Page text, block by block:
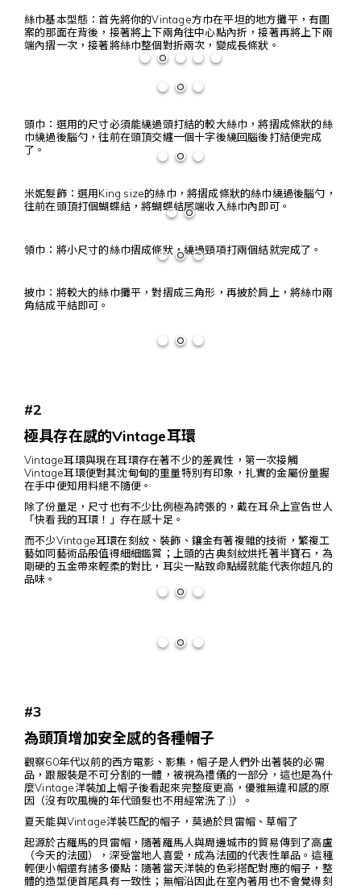
絲巾基本型態：首先將你的Vintage方巾在平坦的地方攤平，有圖
案的那面在背後，接著將上下兩角往中心點內折，接著再將上下兩
端內摺一次，接著將絲巾整個對折兩次，變成長條狀。
頭巾：選用的尺寸必須能繞過頭打結的較大絲巾，將摺成條狀的絲
巾繞過後腦勺，往前在頭頂交纏一個十字後繞回腦後打結便完成
了。
米妮髮飾：選用King size的絲巾，將摺成條狀的絲巾繞過後腦勺，
往前在頭頂打個蝴蝶結，將蝴蝶結尾端收入絲巾內即可。
領巾：將小尺寸的絲巾摺成條狀，繞過頸項打兩個結就完成了。
披巾：將較大的絲巾攤平，對摺成三角形，再披於肩上，將絲巾兩
角結成平結即可。
#2
極具存在感的Vintage耳環
Vintage耳環與現在耳環存在著不少的差異性，第一次接觸
Vintage耳環便對其沈甸甸的重量特別有印象，扎實的金屬份量握
在手中便知用料絕不隨便。
除了份量足，尺寸也有不少比例極為誇張的，戴在耳朵上宣告世人
「快看我的耳環！」存在感十足。
而不少Vintage耳環在刻紋、裝飾、鑲金有著複雜的技術，繁複工
藝如同藝術品般值得細細鑑賞；上頭的古典刻紋烘托著半寶石，為
剛硬的五金帶來輕柔的對比，耳尖一點致命點綴就能代表你超凡的
品味。
#3
為頭頂增加安全感的各種帽子
觀察60年代以前的西方電影、影集，帽子是人們外出著裝的必需
品，跟服裝是不可分割的一體，被視為禮儀的一部分，這也是為什
麼Vintage洋裝加上帽子後看起來完整度更高，優雅無違和感的原
因（沒有吹風機的年代頭髮也不用經常洗了:)）。
夏天能與Vintage洋裝匹配的帽子，莫過於貝雷帽、草帽了
起源於古羅馬的貝雷帽，隨著羅馬人與周邊城市的貿易傳到了高盧
（今天的法國），深受當地人喜愛，成為法國的代表性單品。這種
輕便小帽還有諸多優點：隨著當天洋裝的色彩搭配對應的帽子，整
體的造型便首尾具有一致性；無帽沿因此在室內著用也不會覺得刻